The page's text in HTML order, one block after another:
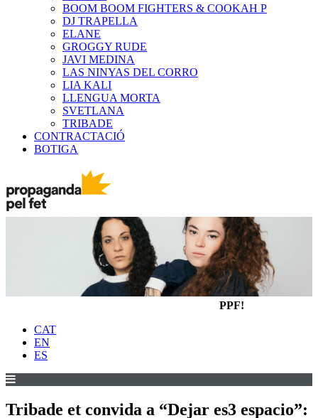
BOOM BOOM FIGHTERS & COOKAH P
DJ TRAPELLA
ELANE
GROGGY RUDE
JAVI MEDINA
LAS NINYAS DEL CORRO
LIA KALI
LLENGUA MORTA
SVETLANA
TRIBADE
CONTRACTACIÓ
BOTIGA
PPF!
CAT
EN
ES
Tribade et convida a “Dejar es3 espacio”: